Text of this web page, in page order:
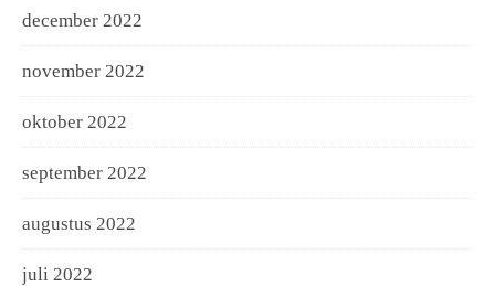
december 2022
november 2022
oktober 2022
september 2022
augustus 2022
juli 2022